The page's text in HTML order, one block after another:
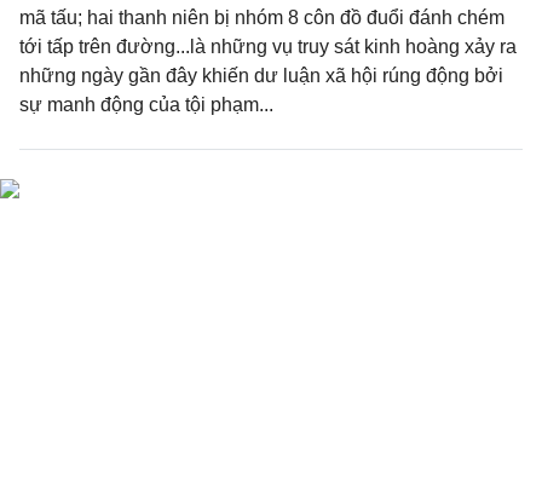
mã tấu; hai thanh niên bị nhóm 8 côn đồ đuổi đánh chém
tới tấp trên đường...là những vụ truy sát kinh hoàng xảy ra
những ngày gần đây khiến dư luận xã hội rúng động bởi
sự manh động của tội phạm...